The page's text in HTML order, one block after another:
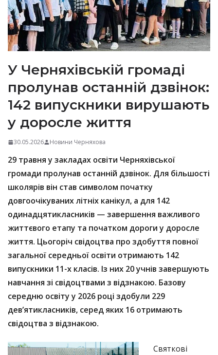
У Черняхівській громаді
пролунав останній дзвінок:
142 випускники вирушають
у доросле життя
30.05.2026 Новини Черняхова
29 травня у закладах освіти Черняхівської
громади пролунав останній дзвінок. Для більшості
школярів він став символом початку
довгоочікуваних літніх канікул, а для 142
одинадцятикласників — завершення важливого
життєвого етапу та початком дороги у доросле
життя. Цьогоріч свідоцтва про здобуття повної
загальної середньої освіти отримають 142
випускники 11-х класів. Із них 20 учнів завершують
навчання зі свідоцтвами з відзнакою. Базову
середню освіту у 2026 році здобули 229
дев’ятикласників, серед яких 16 отримають
свідоцтва з відзнакою.
Святкові